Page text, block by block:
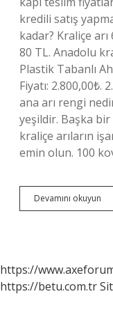
kredili satış
kadar? Kraliçe
80 TL. Anadolu
Plastik Tabanlı
Fiyatı: 2.800,00₺.
ana arı rengi
yeşildir. Başka bir
kraliçe arıların
emin olun. 100
Devamını okuyun
Arı
https://
https://betu.com.tr